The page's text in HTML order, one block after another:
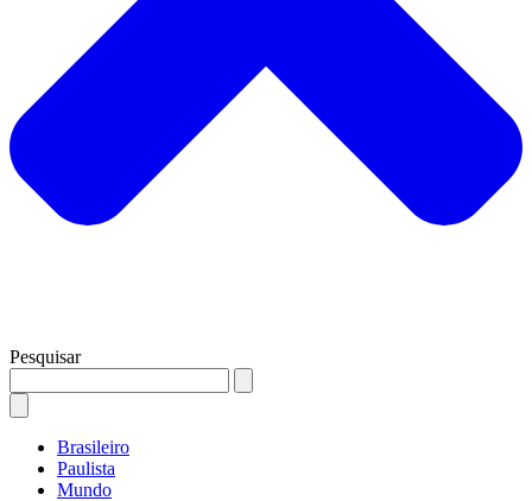
Pesquisar
Brasileiro
Paulista
Mundo